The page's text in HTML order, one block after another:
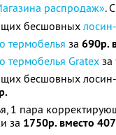
распродаж».
бесшовных
термобелья за 690р.
термобелья Gratex за
бесшовных лосин-
1 пара
за 1750р. вместо